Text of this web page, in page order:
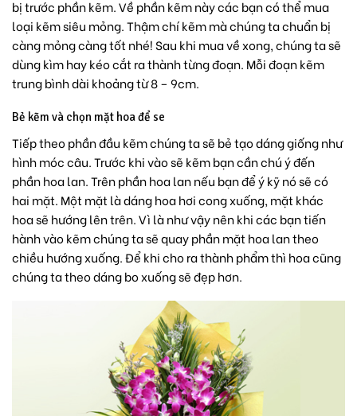
bị trước phần kẽm. Về phần kẽm này các bạn có thể mua
loại kẽm siêu mỏng. Thậm chí kẽm mà chúng ta chuẩn bị
càng mỏng càng tốt nhé! Sau khi mua về xong, chúng ta sẽ
dùng kìm hay kéo cắt ra thành từng đoạn. Mỗi đoạn kẽm
trung bình dài khoảng từ 8 – 9cm.
Bẻ kẽm và chọn mặt hoa để se
Tiếp theo phần đầu kẽm chúng ta sẽ bẻ tạo dáng giống như
hình móc câu. Trước khi vào sẽ kẽm bạn cần chú ý đến
phần hoa lan. Trên phần hoa lan nếu bạn để ý kỹ nó sẽ có
hai mặt. Một mặt là dáng hoa hơi cong xuống, mặt khác
hoa sẽ hướng lên trên. Vì là như vậy nên khi các bạn tiến
hành vào kẽm chúng ta sẽ quay phần mặt hoa lan theo
chiều hướng xuống. Để khi cho ra thành phẩm thì hoa cũng
chúng ta theo dáng bo xuống sẽ đẹp hơn.